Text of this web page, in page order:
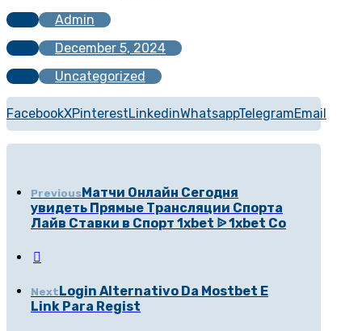
Admin
December 5, 2024
Uncategorized
FacebookXPinterestLinkedinWhatsappTelegramEmail
PreviousМатчи Онлайн Сегодня
увидеть Прямые Трансляции Спорта
Лайв Ставки в Спорт 1xbet ᐉ 1xbet Co
NextLogin Alternativo Da Mostbet E
Link Para Regist